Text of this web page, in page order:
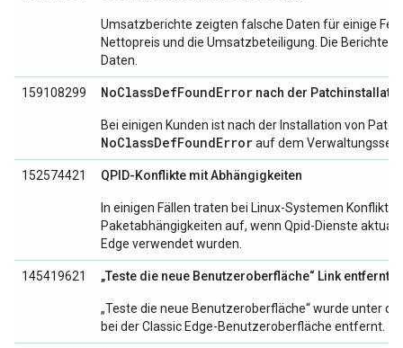
Umsatzberichte zeigten falsche Daten für einige
Nettopreis und die Umsatzbeteiligung. Die Berichte
Daten.
159108299 NoClassDefFoundError nach der
Bei einigen Kunden ist nach der Installation von
NoClassDefFoundErrorauf dem
152574421 QPID-Konflikte mit Abhängigkeiten
In einigen Fällen traten bei Linux-Systemen Konflikte
Paketabhängigkeiten auf, wenn Qpid-Dienste
Edge verwendet wurden.
145419621 „Teste die neue Benutzeroberfläche“ Link entfernt
„Teste die neue Benutzeroberfläche“ wurde unter
bei der Classic Edge-Benutzeroberfläche entfernt.